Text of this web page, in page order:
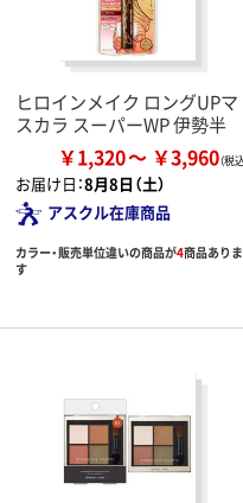
ヒロインメイク ロングUPマ
スカラ スーパーWP 伊勢半
￥1,320 ￥3,960
お届け日：8月8日（土）
アスクル在庫商品
カラー・販売単位違いの商品が4商品ありま
す